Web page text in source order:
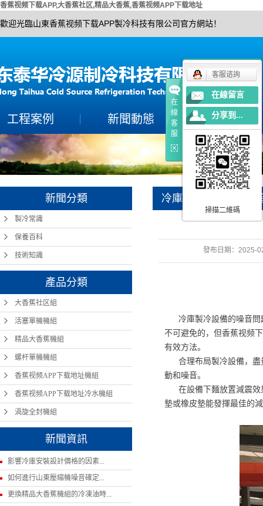
香蕉视频下载APP,大香蕉社区,精品大香蕉,香蕉视频APP下载地址
歡迎光臨山東香蕉视频下载APP製冷科技有限公司官方網站！
工程案例
案例展示
新聞動態
製冷常識
保養百科
公司簡介
公司簡介
聯係香蕉视频下载
營業執照
新聞分類
製冷常識
保養百科
技術知識
產品分類
大香蕉社区組
活塞單機機組
精品大香蕉機組
螺杆單機機組
香蕉视频APP下载地址機組
香蕉视频APP下载地址冷水機組
渦旋全封機組
新聞資訊
影響冷庫安裝設計價格的因素...
如何進行山東壓縮機噪音確定...
更換精品大香蕉機組的冷凍油時...
冷庫製冷設備減輕噪
發布日期： 2025-
冷庫製冷設備的噪音問
不可避免的，但香蕉视频
有效方法。
合理布局製冷設備，盡
動和噪音。
在設備下麵放置減震效
墊或橡皮墊能發揮最佳的
在
線
客
服
客服谘詢
在線留言
分享到...
掃描二維碼